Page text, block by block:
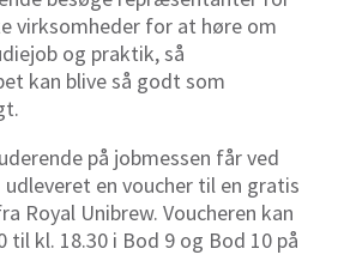
virksomheder for at høre om
og praktik, så
kan blive så godt som
på jobmessen får ved
udleveret en voucher til en gratis
Royal Unibrew. Voucheren kan
til kl. 18.30 i Bod 9 og Bod 10 på